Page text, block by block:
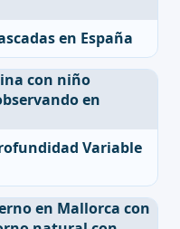
en España
Variable